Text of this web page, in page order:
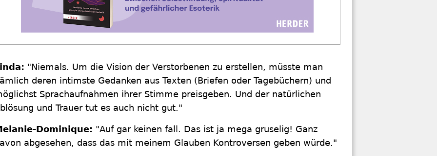
"Niemals. Um die Vision der Verstorbenen zu erstellen, müsste man
deren intimste Gedanken aus Texten (Briefen oder Tagebüchern) und
Sprachaufnahmen ihrer Stimme preisgeben. Und der natürlichen
und Trauer tut es auch nicht gut."
Dominique: "Auf gar keinen fall. Das ist ja mega gruselig! Ganz
abgesehen, dass das mit meinem Glauben Kontroversen geben würde."